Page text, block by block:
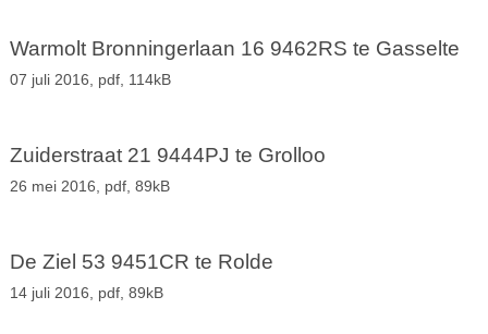
Warmolt Bronningerlaan 16 9462RS te Gasselte
07 juli 2016, pdf, 114kB
Zuiderstraat 21 9444PJ te Grolloo
26 mei 2016, pdf, 89kB
De Ziel 53 9451CR te Rolde
14 juli 2016, pdf, 89kB